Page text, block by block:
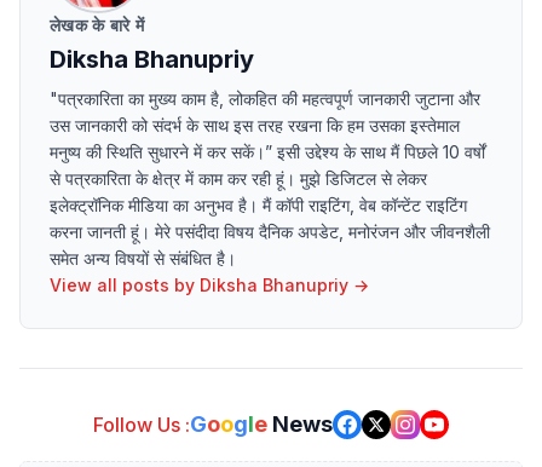
लेखक के बारे में
Diksha Bhanupriy
"पत्रकारिता का मुख्य काम है, लोकहित की महत्वपूर्ण जानकारी जुटाना और
उस जानकारी को संदर्भ के साथ इस तरह रखना कि हम उसका इस्तेमाल
मनुष्य की स्थिति सुधारने में कर सकें।” इसी उद्देश्य के साथ मैं पिछले 10 वर्षों
से पत्रकारिता के क्षेत्र में काम कर रही हूं। मुझे डिजिटल से लेकर
इलेक्ट्रॉनिक मीडिया का अनुभव है। मैं कॉपी राइटिंग, वेब कॉन्टेंट राइटिंग
करना जानती हूं। मेरे पसंदीदा विषय दैनिक अपडेट, मनोरंजन और जीवनशैली
समेत अन्य विषयों से संबंधित है।
View all posts by Diksha Bhanupriy →
Follow Us :Google News